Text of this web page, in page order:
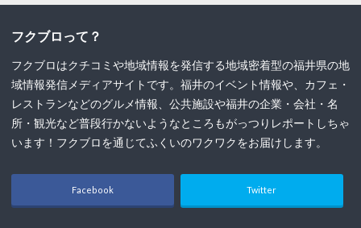
フクブロって？
フクブロはクチコミや地域情報を発信する地域密着型の福井県の地
域情報発信メディアサイトです。福井のイベント情報や、カフェ・
レストランなどのグルメ情報、公共施設や福井の企業・会社・名
所・観光など普段行かないようなところもがっつりレポートしちゃ
います！フクブロを通じてふくいのワクワクをお届けします。
Facebook Twitter